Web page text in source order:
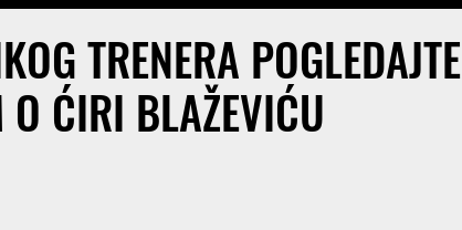
TRENERA POGLEDAJTE
ĆIRI BLAŽEVIĆU